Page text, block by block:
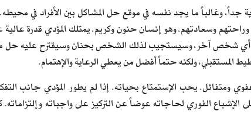
وغالباً ما يجد نفسه في موقع حل المشاكل بين الأفراد في
وسعادتهم. وهو إنسان حنون وكريم. يمتلك المؤدي قدرة
شخص آخر، وسيستجيب لذلك الشخص بحنان وسيقترح عليه حل
المستقبلي، ولكنه حتماً أفضل من يعطي الرعاية والإهتمام.
ومتفائل. يحب الإستمتاع بحياته. إذا لم يطور المؤدي جانب
الإشباع الفوري لحاجاته عوضاً عن التركيز على واجباته